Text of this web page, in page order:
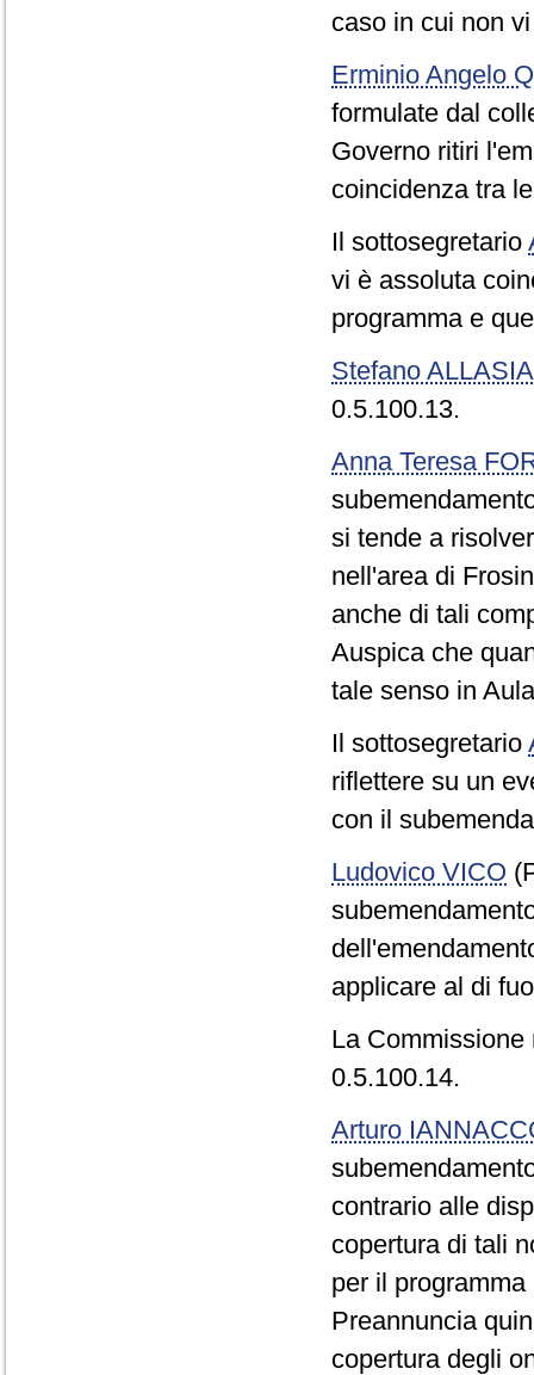
caso in cui non
Erminio Angelo
formulate dal
Governo ritiri
coincidenza tra
Il sottosegretario
vi è assoluta
programma e
Stefano ALLASIA
0.5.100.13.
Anna Teresa
si tende a
nell'area di
anche di tali
Auspica che
tale senso in
Il sottosegretario
riflettere su un
con il
Ludovico VICO
applicare al di
La
0.5.100.14.
Arturo
contrario alle
copertura di tali
per il
Preannuncia
copertura degli